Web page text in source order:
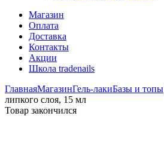
Магазин
Оплата
Доставка
Контакты
Акции
Школа tradenails
ГлавнаяМагазинГель-лакиБазы и топы
липкого слоя, 15 мл
Товар закончился